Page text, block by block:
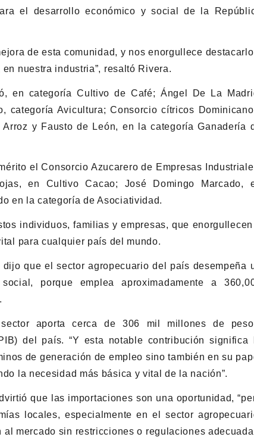
el desarrollo económico y social de la
de esta comunidad, y nos enorgullece
nuestra industria”, resaltó Rivera.
en categoría Cultivo de Café; Ángel De La
categoría Avicultura; Consorcio cítricos
y Fausto de León, en la categoría Ganadería
el Consorcio Azucarero de Empresas
en Cultivo Cacao; José Domingo Marcado,
en la categoría de Asociatividad.
individuos, familias y empresas, que enorgullecen
para cualquier país del mundo.
que el sector agropecuario del país desempeña
porque emplea aproximadamente a
aporta cerca de 306 mil millones de
del país. “Y esta notable contribución significa
de generación de empleo sino también en su
la necesidad más básica y vital de la nación”.
que las importaciones son una oportunidad,
locales, especialmente en el sector
mercado sin restricciones o regulaciones